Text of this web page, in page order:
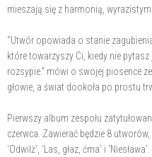
mieszają się z harmonią,
“Utwór opowiada o stanie
które towarzyszy Ci, kiedy nie pytasz
rozsypie.” mówi o swojej piosence
głowie, a świat dookoła po prostu
Pierwszy album zespołu
czerwca. Zawierać będzie 8 utworów,
‘Odwilż’, ‘Las, głaz, ćma’ i